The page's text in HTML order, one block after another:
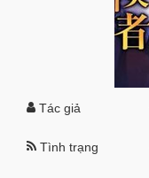
Tác giả
Tình trạng